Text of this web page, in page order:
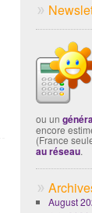
ou un
encore
(France
au réseau.
August